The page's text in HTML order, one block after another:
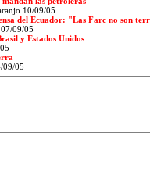
10/09/05
del Ecuador: "Las Farc no son
09/05
y Estados Unidos
09/05